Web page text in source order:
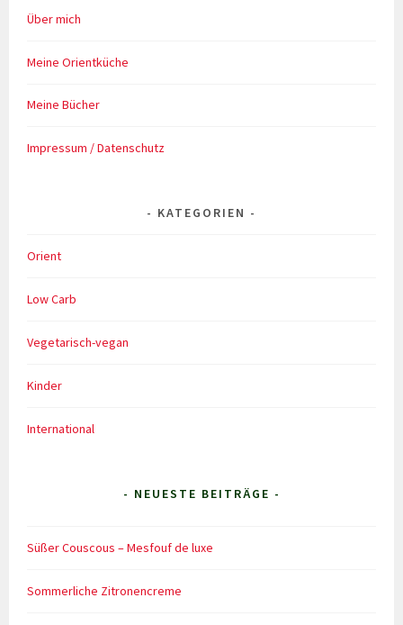
Über mich
Meine Orientküche
Meine Bücher
Impressum / Datenschutz
KATEGORIEN
Orient
Low Carb
Vegetarisch-vegan
Kinder
International
- NEUESTE BEITRÄGE -
Süßer Couscous – Mesfouf de luxe
Sommerliche Zitronencreme